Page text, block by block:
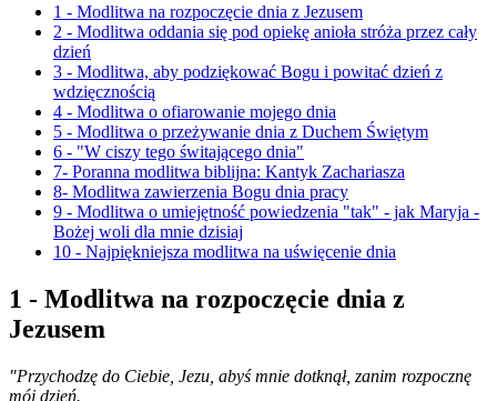
1 - Modlitwa na rozpoczęcie dnia z Jezusem
2 - Modlitwa oddania się pod opiekę anioła stróża przez cały
dzień
3 - Modlitwa, aby podziękować Bogu i powitać dzień z
wdzięcznością
4 - Modlitwa o ofiarowanie mojego dnia
5 - Modlitwa o przeżywanie dnia z Duchem Świętym
6 - "W ciszy tego świtającego dnia"
7- Poranna modlitwa biblijna: Kantyk Zachariasza
8- Modlitwa zawierzenia Bogu dnia pracy
9 - Modlitwa o umiejętność powiedzenia "tak" - jak Maryja -
Bożej woli dla mnie dzisiaj
10 - Najpiękniejsza modlitwa na uświęcenie dnia
1 - Modlitwa na rozpoczęcie dnia z
Jezusem
"Przychodzę do Ciebie, Jezu, abyś mnie dotknął, zanim rozpocznę
mój dzień.